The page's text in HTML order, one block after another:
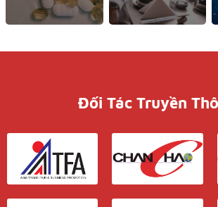
Đối Tác Truyền